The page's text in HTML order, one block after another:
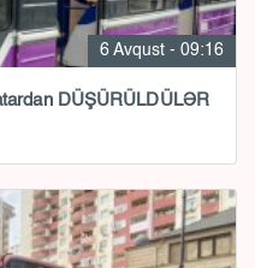
6 Avqust - 09:16
DÜŞÜRÜLDÜLƏR